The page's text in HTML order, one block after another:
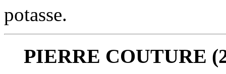
potasse.
PIERRE COUTURE